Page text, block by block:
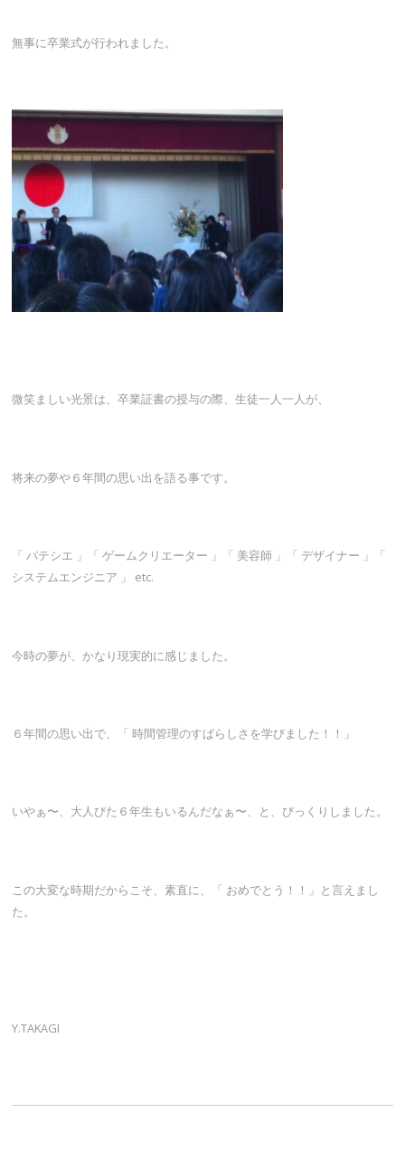
無事に卒業式が行われました。
微笑ましい光景は、卒業証書の授与の際、生徒一人一人が、
将来の夢や６年間の思い出を語る事です。
「 パテシエ 」「 ゲームクリエーター 」「 美容師 」「 デザイナー 」「
システムエンジニア 」 etc.
今時の夢が、かなり現実的に感じました。
６年間の思い出で、「 時間管理のすばらしさを学びました！！」
いやぁ〜、大人びた６年生もいるんだなぁ〜、と、びっくりしました。
この大変な時期だからこそ、素直に、「 おめでとう！！」と言えまし
た。
Y.TAKAGI